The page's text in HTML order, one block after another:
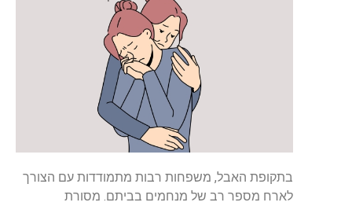
בתקופת האבל, משפחות רבות מתמודדות עם הצורך
לארח מספר רב של מנחמים בביתם. מסורת